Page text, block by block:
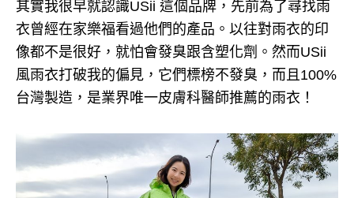
其實我很早就認識USii 這個品牌，先前為了尋找雨
衣曾經在家樂福看過他們的產品。 以往對雨衣的印
像都不是很好，就怕會發臭跟含塑化劑。 然而USii
風雨衣打破我的偏見，它們標榜不發臭，而且100%
台灣製造，是業界唯一皮膚科醫師推薦的雨衣！